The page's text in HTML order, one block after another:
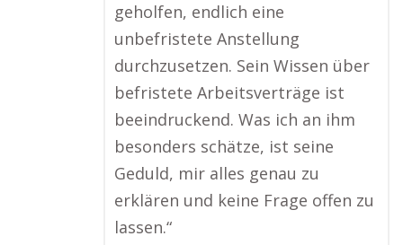
geholfen, endlich eine
unbefristete Anstellung
durchzusetzen. Sein Wissen über
befristete Arbeitsverträge ist
beeindruckend. Was ich an ihm
besonders schätze, ist seine
Geduld, mir alles genau zu
erklären und keine Frage offen zu
lassen.“